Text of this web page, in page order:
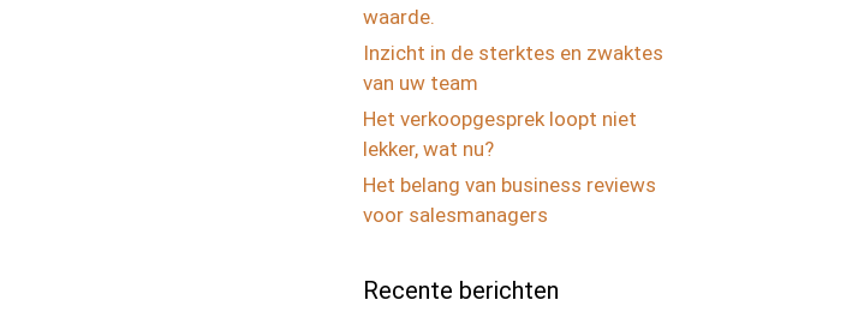
waarde.
Inzicht in de sterktes en zwaktes
van uw team
Het verkoopgesprek loopt niet
lekker, wat nu?
Het belang van business reviews
voor salesmanagers
Recente berichten